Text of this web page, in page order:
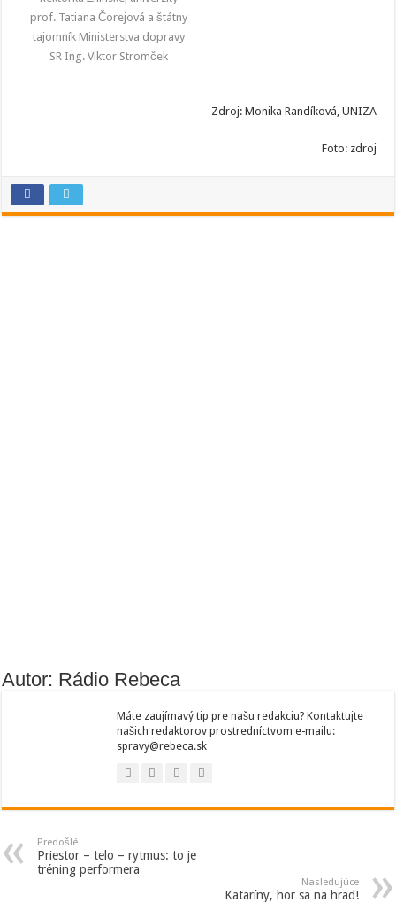
prof. Tatiana Čorejová a štátny
tajomník Ministerstva dopravy
SR Ing. Viktor Stromček
Zdroj: Monika Randíková, UNIZA
Foto: zdroj
Autor: Rádio Rebeca
Máte zaujímavý tip pre našu redakciu? Kontaktujte
našich redaktorov prostredníctvom e-mailu:
spravy@rebeca.sk
Predošlé
Priestor – telo – rytmus: to je
tréning performera
Nasledujúce
Kataríny, hor sa na hrad!